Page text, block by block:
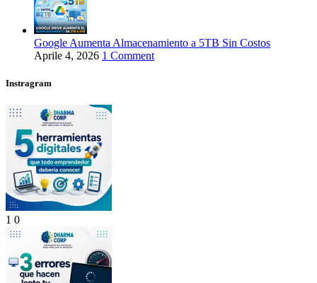
Google Aumenta Almacenamiento a 5TB Sin Costos
Aprile 4, 2026 1 Comment
Instragram
1 0